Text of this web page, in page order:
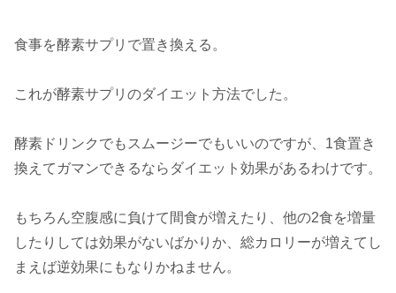
食事を酵素サプリで置き換える。
これが酵素サプリのダイエット方法でした。
酵素ドリンクでもスムージーでもいいのですが、1食置き
換えてガマンできるならダイエット効果があるわけです。
もちろん空腹感に負けて間食が増えたり、他の2食を増量
したりしては効果がないばかりか、総カロリーが増えてし
まえば逆効果にもなりかねません。